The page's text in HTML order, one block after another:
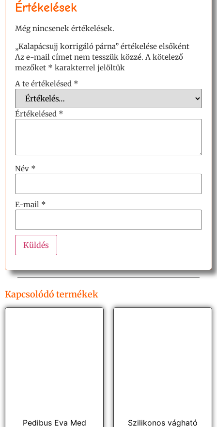
Értékelések
Még nincsenek értékelések.
„Kalapácsujj korrigáló párna” értékelése elsőként
Az e-mail címet nem tesszük közzé. A kötelező
mezőket * karakterrel jelöltük
A te értékelésed *
Értékelésed *
Név *
E-mail *
Kapcsolódó termékek
Pedibus Eva Med
Szilikonos vágható